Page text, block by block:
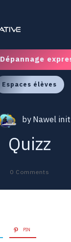
Dépannage
Espaces élèves
byNawel
Quizz
0 Comments
PIN